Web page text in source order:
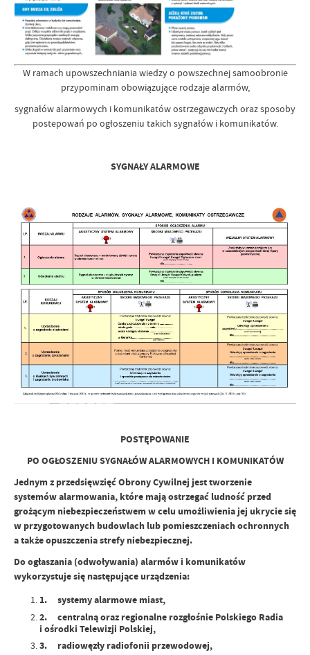
W ramach upowszechniania wiedzy o powszechnej samoobronie
przypominam obowiązujące rodzaje alarmów,
sygnałów alarmowych i komunikatów ostrzegawczych oraz sposoby
postepowań po ogłoszeniu takich sygnałów i komunikatów.
SYGNAŁY ALARMOWE
POSTĘPOWANIE
PO OGŁOSZENIU SYGNAŁÓW ALARMOWYCH I KOMUNIKATÓW
Jednym z przedsięwzięć Obrony Cywilnej jest tworzenie
systemów alarmowania, które mają ostrzegać ludność przed
grożącym niebezpieczeństwem w celu umożliwienia jej ukrycie się
w przygotowanych budowlach lub pomieszczeniach ochronnych
a także opuszczenia strefy niebezpiecznej.
Do ogłaszania (odwoływania) alarmów i komunikatów
wykorzystuje się następujące urządzenia:
1. systemy alarmowe miast,
2. centralną oraz regionalne rozgłośnie Polskiego Radia
i ośrodki Telewizji Polskiej,
3. radiowęzły radiofonii przewodowej,